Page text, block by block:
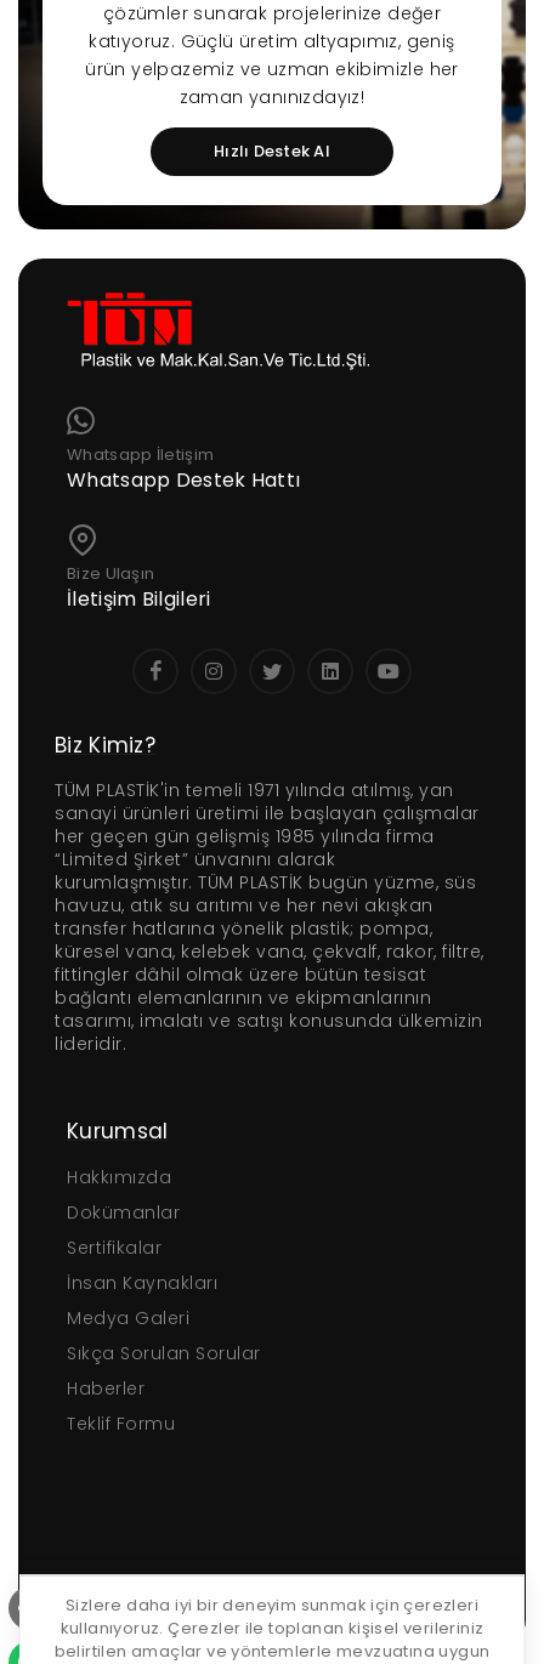
Sizlere daha iyi bir deneyim sunmak için çerezleri
kullanıyoruz. Çerezler ile toplanan kişisel verileriniz
belirtilen amaçlar ve yöntemlerle mevzuatına uygun
çözümler sunarak projelerinize değer
katıyoruz. Güçlü üretim altyapımız, geniş
ürün yelpazemiz ve uzman ekibimizle her
zaman yanınızdayız!
Hızlı Destek Al
Whatsapp İletişim
Whatsapp Destek Hattı
Bize Ulaşın
İletişim Bilgileri
Biz Kimiz?
TÜM PLASTİK'in temeli 1971 yılında atılmış, yan
sanayi ürünleri üretimi ile başlayan çalışmalar
her geçen gün gelişmiş 1985 yılında firma
“Limited Şirket” ünvanını alarak
kurumlaşmıştır. TÜM PLASTİK bugün yüzme, süs
havuzu, atık su arıtımı ve her nevi akışkan
transfer hatlarına yönelik plastik; pompa,
küresel vana, kelebek vana, çekvalf, rakor, filtre,
fittingler dâhil olmak üzere bütün tesisat
bağlantı elemanlarının ve ekipmanlarının
tasarımı, imalatı ve satışı konusunda ülkemizin
lideridir.
Kurumsal
Hakkımızda
Dokümanlar
Sertifikalar
İnsan Kaynakları
Medya Galeri
Sıkça Sorulan Sorular
Haberler
Teklif Formu